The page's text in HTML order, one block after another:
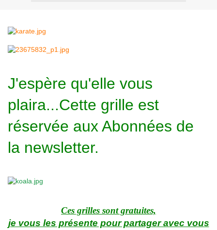
J'espère qu'elle vous
plaira...Cette grille est
réservée aux Abonnées de
la newsletter.
Ces grilles sont gratuites,
je vous les présente pour partager avec vous